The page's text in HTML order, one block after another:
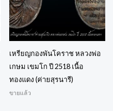
เหรียญกองพันโคราช หลวงพ่อ
เกษม เขมโก ปี 2518 เนื้อ
ทองแดง (ค่ายสุรนารี)
ขายแล้ว